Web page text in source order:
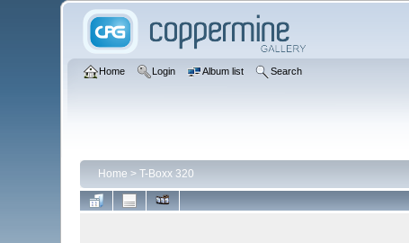
Home Login Album list Search
Home > T-Boxx 320